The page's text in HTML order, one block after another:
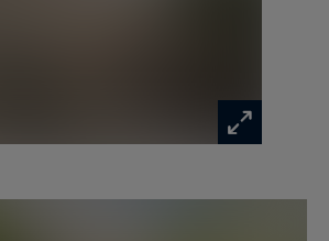
sur les risques auxquels ce